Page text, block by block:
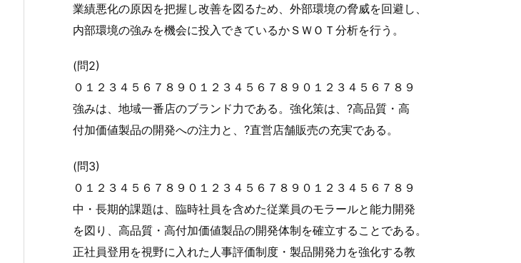
業績悪化の原因を把握し改善を図るため、外部環境の脅威を回避し、
内部環境の強みを機会に投入できているかＳＷＯＴ分析を行う。
(問2)
０１２３４５６７８９０１２３４５６７８９０１２３４５６７８９
強みは、地域一番店のブランド力である。強化策は、?高品質・高
付加価値製品の開発への注力と、?直営店舗販売の充実である。
(問3)
０１２３４５６７８９０１２３４５６７８９０１２３４５６７８９
中・長期的課題は、臨時社員を含めた従業員のモラールと能力開発
を図り、高品質・高付加価値製品の開発体制を確立することである。
正社員登用を視野に入れた人事評価制度・製品開発力を強化する教